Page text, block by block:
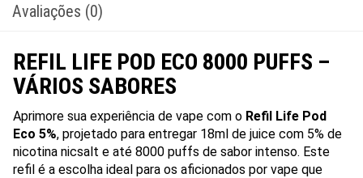
Avaliações (0)
REFIL LIFE POD ECO 8000 PUFFS –
VÁRIOS SABORES
Aprimore sua experiência de vape com o Refil Life Pod
Eco 5%, projetado para entregar 18ml de juice com 5% de
nicotina nicsalt e até 8000 puffs de sabor intenso. Este
refil é a escolha ideal para os aficionados por vape que